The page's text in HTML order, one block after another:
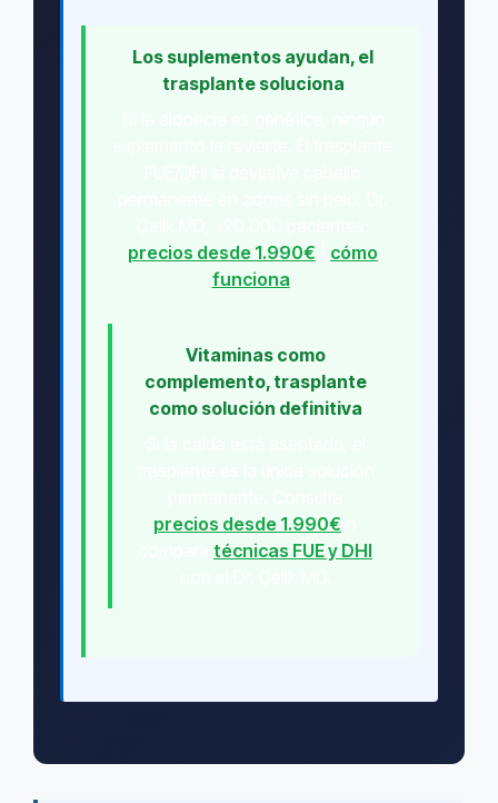
Los suplementos ayudan, el
trasplante soluciona
precios desde 1.990€
cómo
funciona
Vitaminas como
complemento, trasplante
como solución definitiva
precios desde 1.990€
técnicas FUE y DHI